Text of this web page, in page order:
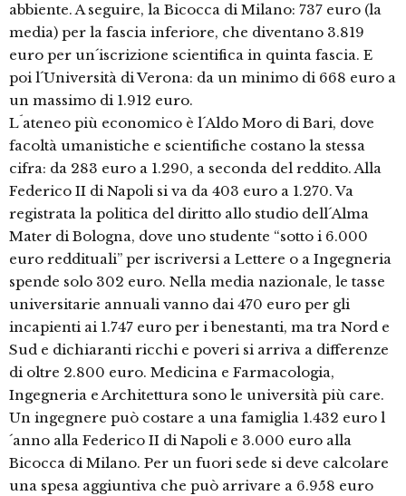
abbiente. A seguire, la Bicocca di Milano: 737 euro (la
media) per la fascia inferiore, che diventano 3.819
euro per un´iscrizione scientifica in quinta fascia. E
poi l´Università di Verona: da un minimo di 668 euro a
un massimo di 1.912 euro.
L´ateneo più economico è l´Aldo Moro di Bari, dove
facoltà umanistiche e scientifiche costano la stessa
cifra: da 283 euro a 1.290, a seconda del reddito. Alla
Federico II di Napoli si va da 403 euro a 1.270. Va
registrata la politica del diritto allo studio dell´Alma
Mater di Bologna, dove uno studente “sotto i 6.000
euro reddituali” per iscriversi a Lettere o a Ingegneria
spende solo 302 euro. Nella media nazionale, le tasse
universitarie annuali vanno dai 470 euro per gli
incapienti ai 1.747 euro per i benestanti, ma tra Nord e
Sud e dichiaranti ricchi e poveri si arriva a differenze
di oltre 2.800 euro. Medicina e Farmacologia,
Ingegneria e Architettura sono le università più care.
Un ingegnere può costare a una famiglia 1.432 euro l
´anno alla Federico II di Napoli e 3.000 euro alla
Bicocca di Milano. Per un fuori sede si deve calcolare
una spesa aggiuntiva che può arrivare a 6.958 euro